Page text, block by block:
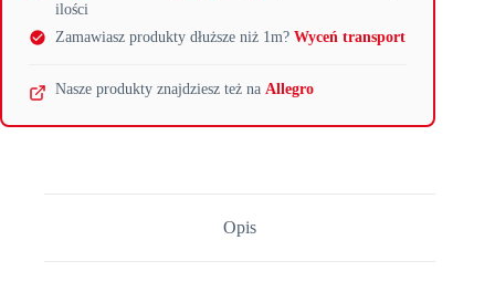
ilości
Zamawiasz produkty dłuższe niż 1m? Wyceń transport
Nasze produkty znajdziesz też na Allegro
Opis